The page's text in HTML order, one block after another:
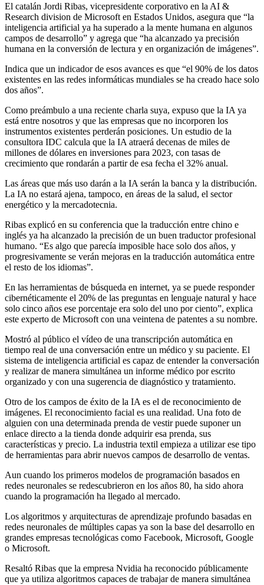
El catalán Jordi Ribas, vicepresidente corporativo en la AI &
Research division de Microsoft en Estados Unidos, asegura que “la
inteligencia artificial ya ha superado a la mente humana en algunos
campos de desarrollo” y agrega que “ha alcanzado ya precisión
humana en la conversión de lectura y en organización de imágenes”.
Indica que un indicador de esos avances es que “el 90% de los datos
existentes en las redes informáticas mundiales se ha creado hace solo
dos años”.
Como preámbulo a una reciente charla suya, expuso que la IA ya
está entre nosotros y que las empresas que no incorporen los
instrumentos existentes perderán posiciones. Un estudio de la
consultora IDC calcula que la IA atraerá decenas de miles de
millones de dólares en inversiones para 2023, con tasas de
crecimiento que rondarán a partir de esa fecha el 32% anual.
Las áreas que más uso darán a la IA serán la banca y la distribución.
La IA no estará ajena, tampoco, en áreas de la salud, el sector
energético y la mercadotecnia.
Ribas explicó en su conferencia que la traducción entre chino e
inglés ya ha alcanzado la precisión de un buen traductor profesional
humano. “Es algo que parecía imposible hace solo dos años, y
progresivamente se verán mejoras en la traducción automática entre
el resto de los idiomas”.
En las herramientas de búsqueda en internet, ya se puede responder
cibernéticamente el 20% de las preguntas en lenguaje natural y hace
solo cinco años ese porcentaje era solo del uno por ciento”, explica
este experto de Microsoft con una veintena de patentes a su nombre.
Mostró al público el vídeo de una transcripción automática en
tiempo real de una conversación entre un médico y su paciente. El
sistema de inteligencia artificial es capaz de entender la conversación
y realizar de manera simultánea un informe médico por escrito
organizado y con una sugerencia de diagnóstico y tratamiento.
Otro de los campos de éxito de la IA es el de reconocimiento de
imágenes. El reconocimiento facial es una realidad. Una foto de
alguien con una determinada prenda de vestir puede suponer un
enlace directo a la tienda donde adquirir esa prenda, sus
características y precio. La industria textil empieza a utilizar ese tipo
de herramientas para abrir nuevos campos de desarrollo de ventas.
Aun cuando los primeros modelos de programación basados en
redes neuronales se redescubrieron en los años 80, ha sido ahora
cuando la programación ha llegado al mercado.
Los algoritmos y arquitecturas de aprendizaje profundo basadas en
redes neuronales de múltiples capas ya son la base del desarrollo en
grandes empresas tecnológicas como Facebook, Microsoft, Google
o Microsoft.
Resaltó Ribas que la empresa Nvidia ha reconocido públicamente
que ya utiliza algoritmos capaces de trabajar de manera simultánea